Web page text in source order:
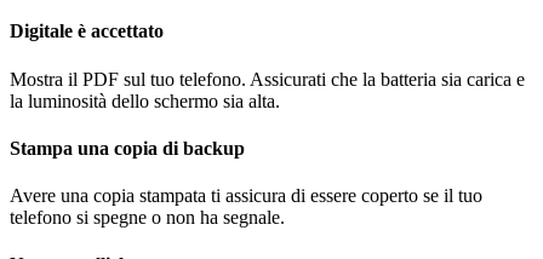
Digitale è accettato
Mostra il PDF sul tuo telefono. Assicurati che la batteria sia carica e
la luminosità dello schermo sia alta.
Stampa una copia di backup
Avere una copia stampata ti assicura di essere coperto se il tuo
telefono si spegne o non ha segnale.